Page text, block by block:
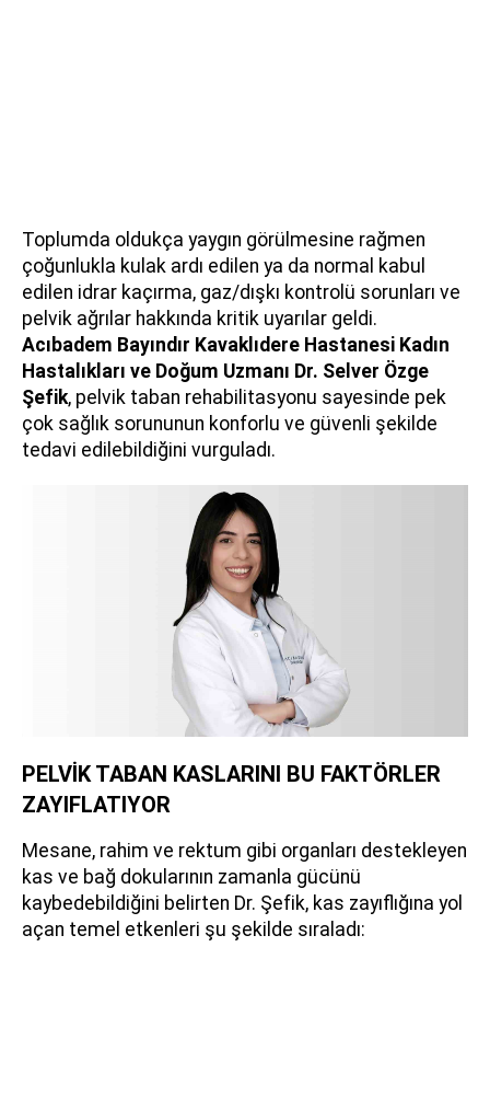
Toplumda oldukça yaygın görülmesine rağmen
çoğunlukla kulak ardı edilen ya da normal kabul
edilen idrar kaçırma, gaz/dışkı kontrolü sorunları ve
pelvik ağrılar hakkında kritik uyarılar geldi.
Acıbadem Bayındır Kavaklıdere Hastanesi Kadın
Hastalıkları ve Doğum Uzmanı Dr. Selver Özge
Şefik, pelvik taban rehabilitasyonu sayesinde pek
çok sağlık sorununun konforlu ve güvenli şekilde
tedavi edilebildiğini vurguladı.
PELVİK TABAN KASLARINI BU FAKTÖRLER
ZAYIFLATIYOR
Mesane, rahim ve rektum gibi organları destekleyen
kas ve bağ dokularının zamanla gücünü
kaybedebildiğini belirten Dr. Şefik, kas zayıflığına yol
açan temel etkenleri şu şekilde sıraladı: